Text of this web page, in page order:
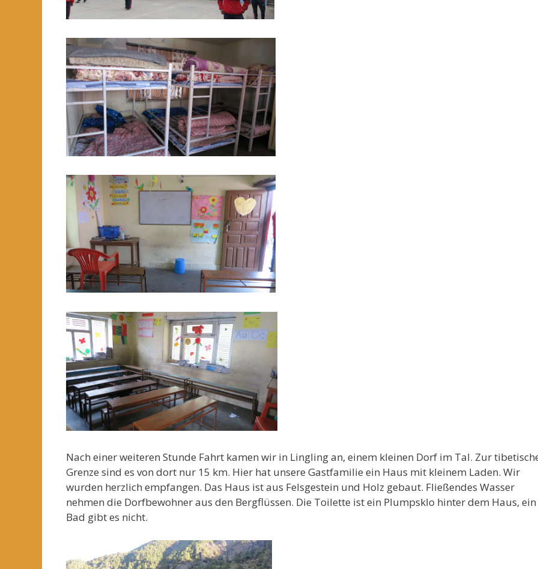
Nach einer weiteren Stunde Fahrt kamen wir in Lingling an, einem kleinen Dorf im Tal. Zur
Grenze sind es von dort nur 15 km. Hier hat unsere Gastfamilie ein Haus mit kleinem Laden. Wir
wurden herzlich empfangen. Das Haus ist aus Felsgestein und Holz gebaut. Fließendes Wasser
nehmen die Dorfbewohner aus den Bergflüssen. Die Toilette ist ein Plumpsklo hinter dem Haus, ein
Bad gibt es nicht.